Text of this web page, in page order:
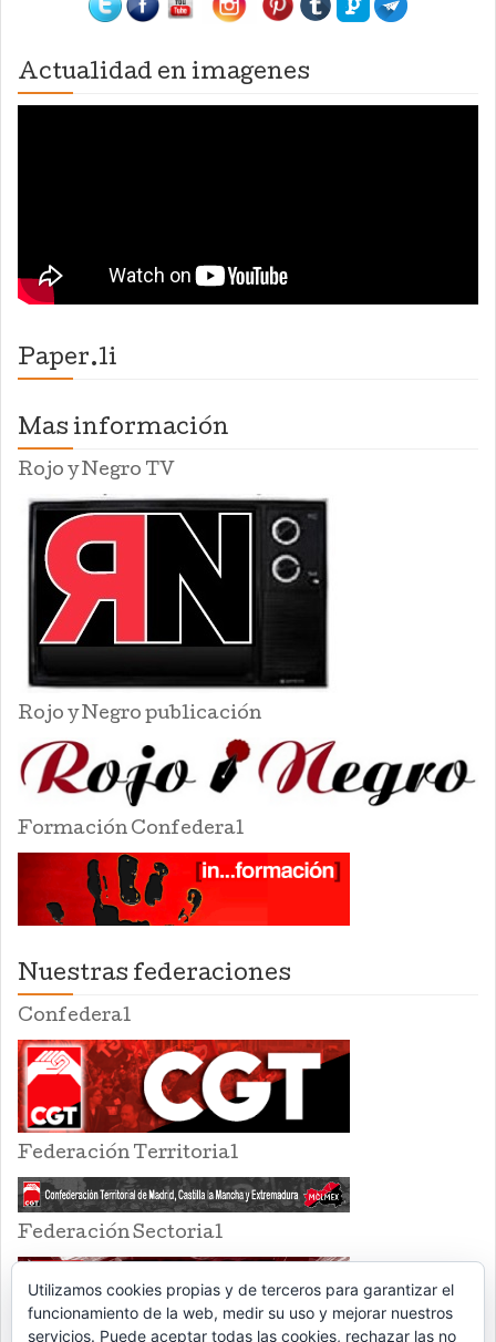
Actualidad en imagenes
Paper.li
Mas información
Rojo y Negro TV
Rojo y Negro publicación
Formación Confederal
Nuestras federaciones
Confederal
Federación Territorial
Federación Sectorial
Utilizamos cookies propias y de terceros para garantizar el
funcionamiento de la web, medir su uso y mejorar nuestros
servicios. Puede aceptar todas las cookies, rechazar las no